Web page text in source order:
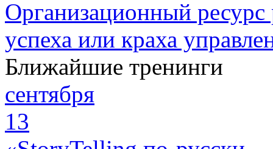
Организационный
успеха или краха
Ближайшие тренинги
сентября
13